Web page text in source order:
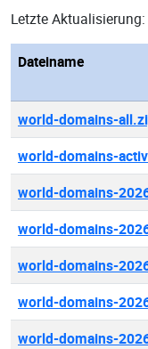
Letzte Aktualisierung:
Dateiname
world-domains-
world-domains-
world-domains-
world-domains-
world-domains-
world-domains-
world-domains-